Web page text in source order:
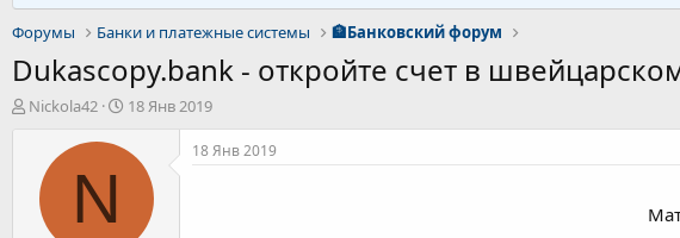
Форумы Банки и платежные системы 🏦Банковский форум
Dukascopy.bank - откройте счет в
А
Nickola42
Д
т
18 Янв 2019
N
18 Янв 2019